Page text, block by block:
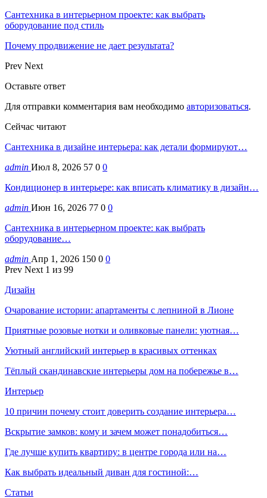
Сантехника в интерьерном проекте: как выбрать
оборудование под стиль
Почему продвижение не дает результата?
Prev Next
Оставьте ответ
Для отправки комментария вам необходимо авторизоваться.
Сейчас читают
Сантехника в дизайне интерьера: как детали формируют…
admin Июл 8, 2026 57 0 0
Кондиционер в интерьере: как вписать климатику в дизайн…
admin Июн 16, 2026 77 0 0
Сантехника в интерьерном проекте: как выбрать
оборудование…
admin Апр 1, 2026 150 0 0
Prev Next 1 из 99
Дизайн
Очарование истории: апартаменты с лепниной в Лионе
Приятные розовые нотки и оливковые панели: уютная…
Уютный английский интерьер в красивых оттенках
Тёплый скандинавские интерьеры дом на побережье в…
Интерьер
10 причин почему стоит доверить создание интерьера…
Вскрытие замков: кому и зачем может понадобиться…
Где лучше купить квартиру: в центре города или на…
Как выбрать идеальный диван для гостиной:…
Статьи